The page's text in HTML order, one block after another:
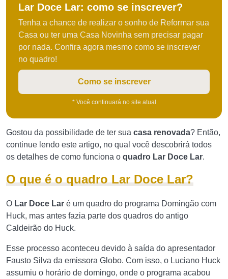
Lar Doce Lar: como se inscrever?
Tenha a chance de realizar o sonho de Reformar sua
Casa ou ter uma Casa Novinha sem precisar pagar
por nada. Confira agora mesmo como se inscrever
no quadro!
Como se inscrever
* Você continuará no site atual
Gostou da possibilidade de ter sua casa renovada? Então,
continue lendo este artigo, no qual você descobrirá todos
os detalhes de como funciona o quadro Lar Doce Lar.
O que é o quadro Lar Doce Lar?
O Lar Doce Lar é um quadro do programa Domingão com
Huck, mas antes fazia parte dos quadros do antigo
Caldeirão do Huck.
Esse processo aconteceu devido à saída do apresentador
Fausto Silva da emissora Globo. Com isso, o Luciano Huck
assumiu o horário de domingo, onde o programa acabou